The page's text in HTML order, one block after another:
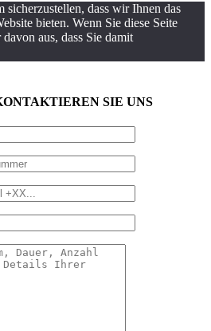
dass wir Ihnen das
bieten. Wenn Sie diese Seite
aus, dass Sie damit
SIE UNS